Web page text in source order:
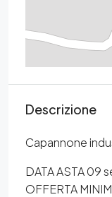
Descrizione
Capannone
DATA ASTA 09
OFFERTA